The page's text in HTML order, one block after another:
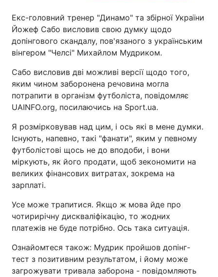
Екс-головний тренер "Динамо" та збірної України
Йожеф Сабо висловив свою думку щодо
допінгового скандалу, пов'язаного з українським
вінгером "Челсі" Михайлом Мудриком.
Сабо висловив дві можливі версії щодо того,
яким чином заборонена речовина могла
потрапити в організм футболіста, повідомляє
UAINFO.org, посилаючись на Sport.ua.
Я розмірковував над цим, і ось які в мене думки.
Існують, напевно, такі "фанати", яким у певному
футболістові щось не до вподоби, і вони
міркують, як його продати, щоб зекономити на
великих фінансових витратах, зокрема на
зарплаті.
Усе може трапитися. Якщо ж мова йде про
чотирирічну дискваліфікацію, то жодних
платежів не буде потрібно. Ось така ситуація.
Ознайомтеся також: Мудрик пройшов допінг-
тест з позитивним результатом, і йому може
загрожувати тривала заборона - повідомляють